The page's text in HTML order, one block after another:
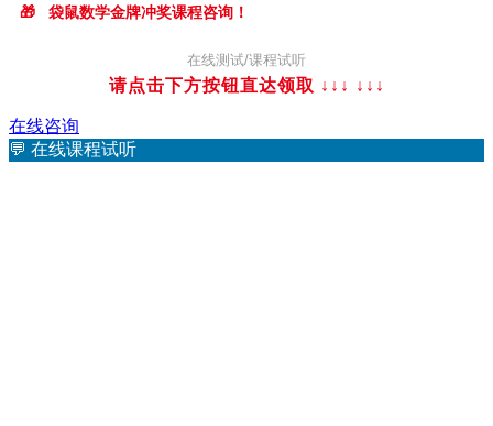
🎁 袋鼠数学金牌冲奖课程咨询！
在线测试/课程试听
请点击下方按钮直达领取 ↓↓↓ ↓↓↓
在线咨询
💬 在线课程试听